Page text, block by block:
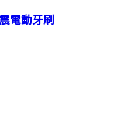
電動牙刷